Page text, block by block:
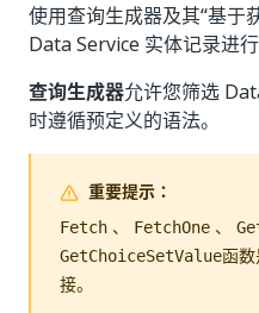
使用查询生成器及其“基于
Data Service 实体记录进
查询生成器允许您筛选
时遵循预定义的语法。
重要提示：
Fetch 、 FetchOne 、
GetChoiceSetValue函
接。